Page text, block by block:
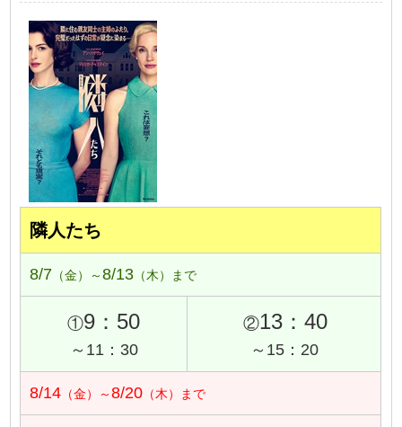
隣人たち
8/7 （金）～8/13 （木）まで
①9：50
～11：30
②13：40
～15：20
8/14 （金）～8/20 （木）まで